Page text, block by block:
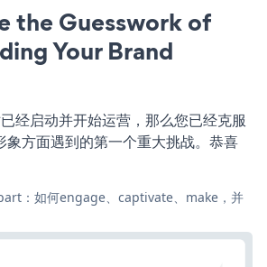
the Guesswork of
Your Brand
经启动并开始运营，那么您已经克服
象方面遇到的第一个重大挑战。恭喜
：如何engage、captivate、make，并